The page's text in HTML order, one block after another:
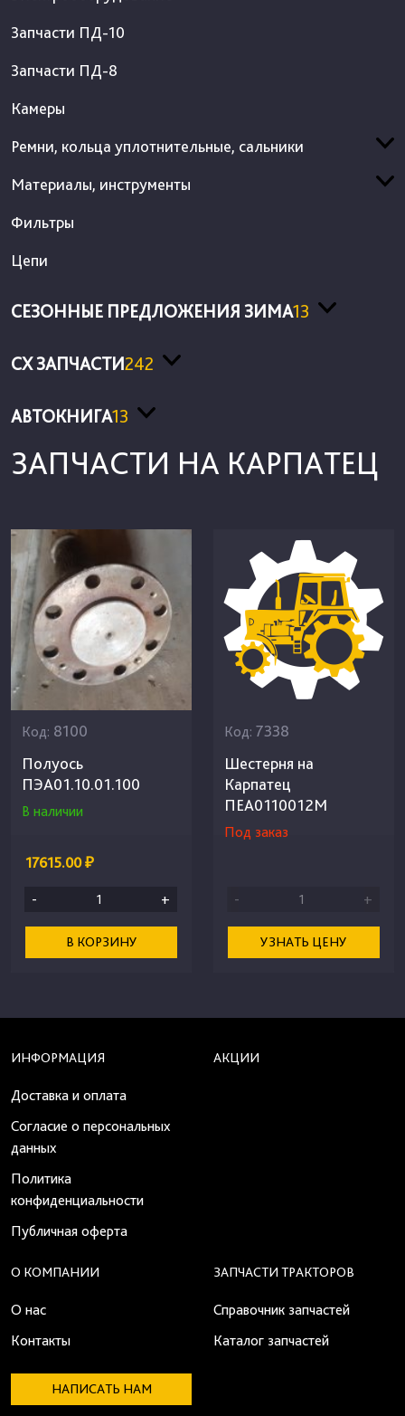
Запчасти ПД-10
Запчасти ПД-8
Камеры
Ремни, кольца уплотнительные, сальники
Материалы, инструменты
Фильтры
Цепи
СЕЗОННЫЕ ПРЕДЛОЖЕНИЯ ЗИМА13
СХ ЗАПЧАСТИ242
АВТОКНИГА13
ЗАПЧАСТИ НА КАРПАТЕЦ
Код: 8100
Полуось
ПЭА01.10.01.100
В наличии
17615.00 ₽
- +
В КОРЗИНУ
Код: 7338
Шестерня на
Карпатец
ПЕА0110012М
Под заказ
- +
УЗНАТЬ ЦЕНУ
ИНФОРМАЦИЯ
Доставка и оплата
Согласие о персональных
данных
Политика
конфиденциальности
Публичная оферта
АКЦИИ
О КОМПАНИИ
О нас
Контакты
ЗАПЧАСТИ ТРАКТОРОВ
Справочник запчастей
Каталог запчастей
НАПИСАТЬ НАМ